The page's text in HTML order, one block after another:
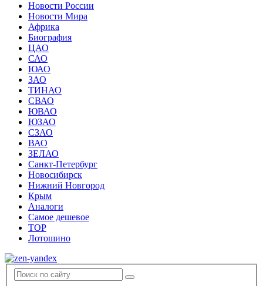
Новости России
Новости Мира
Африка
Биография
ЦАО
САО
ЮАО
ЗАО
ТИНАО
СВАО
ЮВАО
ЮЗАО
СЗАО
ВАО
ЗЕЛАО
Санкт-Петербург
Новосибирск
Нижний Новгород
Крым
Аналоги
Самое дешевое
TOP
Лотошино